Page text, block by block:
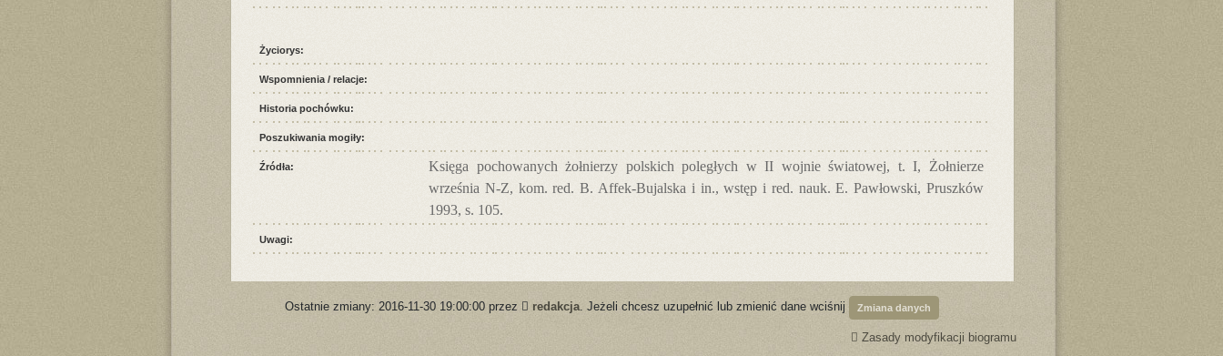
Życiorys:
Wspomnienia / relacje:
Historia pochówku:
Poszukiwania mogiły:
Źródła:
Księga pochowanych żołnierzy polskich poległych w II wojnie światowej, t. I, Żołnierze
września N-Z, kom. red. B. Affek-Bujalska i in., wstęp i red. nauk. E. Pawłowski, Pruszków
1993, s. 105.
Uwagi:
Ostatnie zmiany: 2016-11-30 19:00:00 przez redakcja. Jeżeli chcesz uzupełnić lub zmienić dane wciśnij Zmiana danych
Zasady modyfikacji biogramu